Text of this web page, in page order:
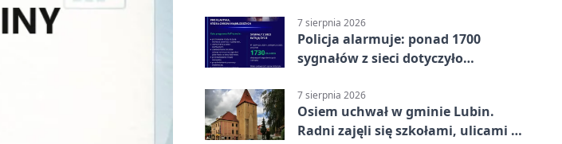
7 sierpnia 2026
Policja alarmuje: ponad 1700
sygnałów z sieci dotyczyło
7 sierpnia 2026
Osiem uchwał w gminie Lubin.
Radni zajęli się szkołami, ulicami i